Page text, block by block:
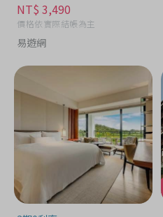
NT$ 3,490
價格依實際結帳為主
易遊網